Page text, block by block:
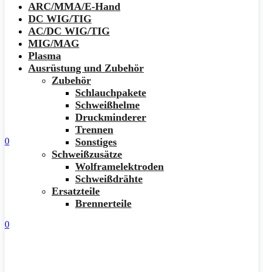
ARC/MMA/E-Hand
DC WIG/TIG
AC/DC WIG/TIG
MIG/MAG
Plasma
Ausrüstung und Zubehör
Zubehör
Schlauchpakete
Schweißhelme
Druckminderer
Trennen
Sonstiges
Schweißzusätze
Wolframelektroden
Schweißdrähte
Ersatzteile
Brennerteile
0
0